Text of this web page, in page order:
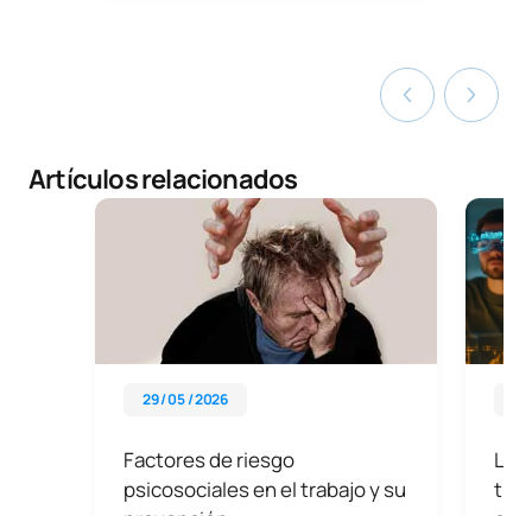
Artículos relacionados
29 / 05 / 2026
Factores de riesgo
psicosociales en el trabajo y su
La